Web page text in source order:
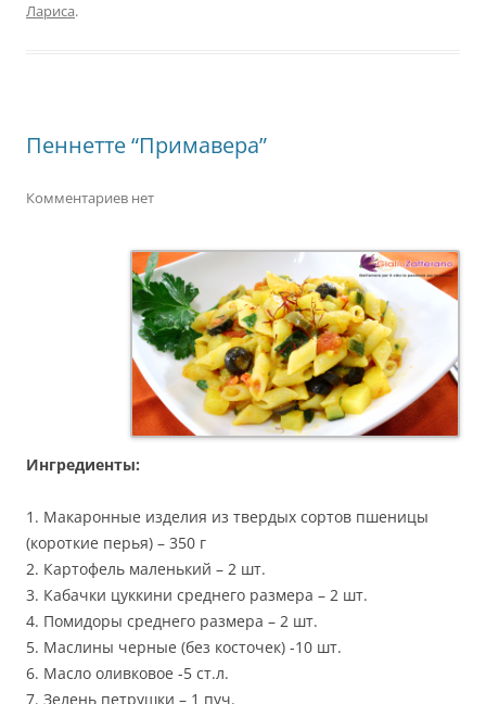
Лариса.
Пеннетте “Примавера”
Комментариев нет
Ингредиенты:
1. Макаронные изделия из твердых сортов пшеницы
(короткие перья) – 350 г
2. Картофель маленький – 2 шт.
3. Кабачки цуккини среднего размера – 2 шт.
4. Помидоры среднего размера – 2 шт.
5. Маслины черные (без косточек) -10 шт.
6. Масло оливковое -5 ст.л.
7. Зелень петрушки – 1 пуч.